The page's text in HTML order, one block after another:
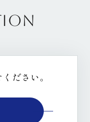
ださい。